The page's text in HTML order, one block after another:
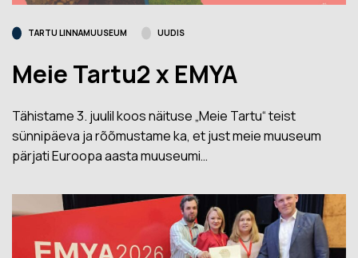
TARTU LINNAMUUSEUM UUDIS
Meie Tartu2 x EMYA
Tähistame 3. juulil koos näituse „Meie Tartu“ teist
sünnipäeva ja rõõmustame ka, et just meie muuseum
pärjati Euroopa aasta muuseumi…